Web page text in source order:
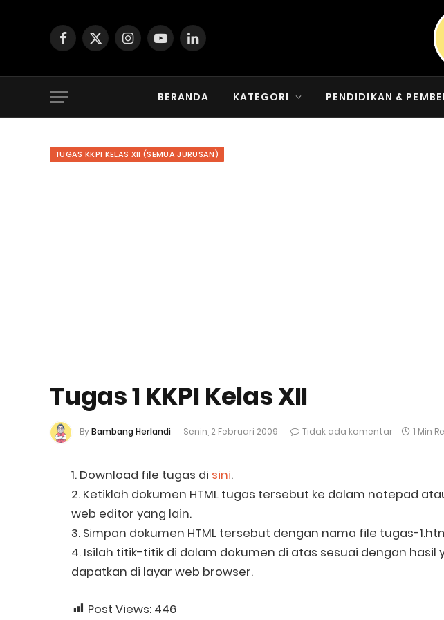
Facebook
X
InstagramYouTubeLinkedIn
BERANDA KATEGORI PENDIDIKAN &
TUGAS KKPI KELAS XII (SEMUA JURUSAN)
Tugas 1 KKPI Kelas XII
ByBambang Herlandi Senin, 2 Februari 2009 Tidak ada komentar 1 Min
1. Download file tugas di sini.
2. Ketiklah dokumen HTML tugas tersebut ke dalam notepad
web editor yang lain.
3. Simpan dokumen HTML tersebut dengan nama file tugas-
4. Isilah titik-titik di dalam dokumen di atas sesuai dengan hasil
dapatkan di layar web browser.
Post Views: 446